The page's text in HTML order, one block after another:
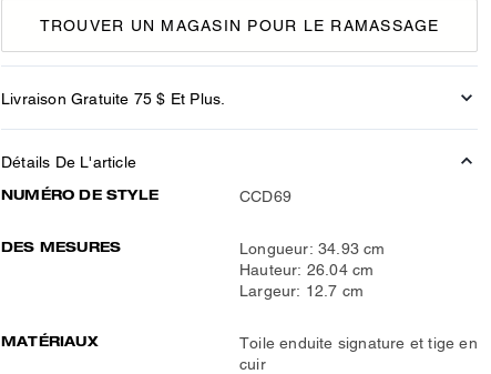
TROUVER UN MAGASIN POUR LE RAMASSAGE
Livraison Gratuite 75 $ Et Plus.
Détails De L'article
NUMÉRO DE STYLE CCD69
DES MESURES
Longueur: 34.93 cm
Hauteur: 26.04 cm
Largeur: 12.7 cm
MATÉRIAUX
Toile enduite signature et tige en
cuir